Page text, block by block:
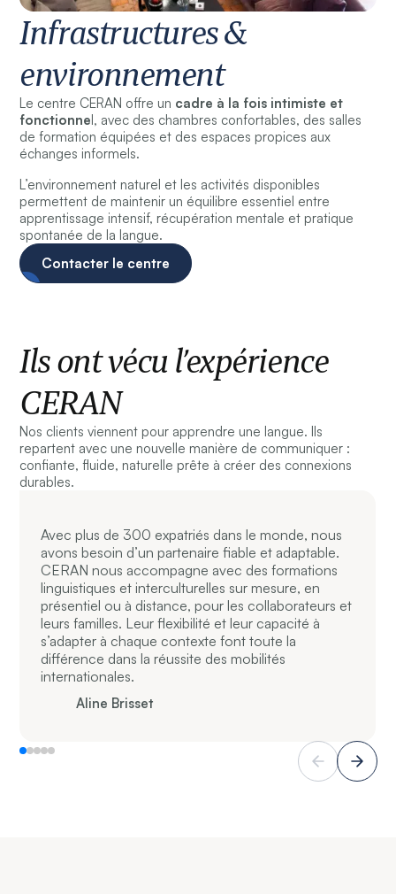
Infrastructures &
environnement
Le centre CERAN offre un cadre à la fois intimiste et
fonctionne l, avec des chambres confortables, des salles
de formation équipées et des espaces propices aux
échanges informels.
L’environnement naturel et les activités disponibles
permettent de maintenir un équilibre essentiel entre
apprentissage intensif, récupération mentale et pratique
spontanée de la langue.
Contacter le centre
Ils ont vécu l’expérience
CERAN
Nos clients viennent pour apprendre une langue. Ils
repartent avec une nouvelle manière de communiquer :
confiante, fluide, naturelle prête à créer des connexions
durables.
Avec plus de 300 expatriés dans le monde, nous
avons besoin d’un partenaire fiable et adaptable.
CERAN nous accompagne avec des formations
linguistiques et interculturelles sur mesure, en
présentiel ou à distance, pour les collaborateurs et
leurs familles. Leur flexibilité et leur capacité à
s’adapter à chaque contexte font toute la
différence dans la réussite des mobilités
internationales.
Aline Brisset